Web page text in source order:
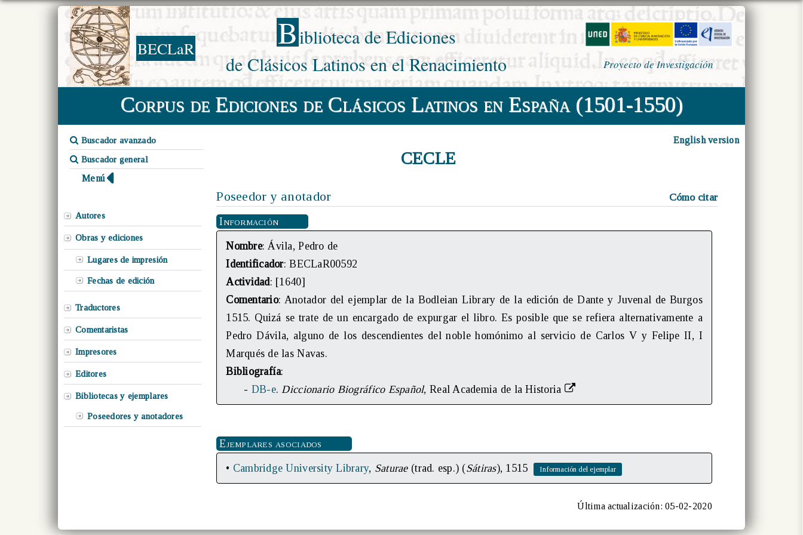
BECLaR Biblioteca de Ediciones
de Clásicos Latinos en el Renacimiento
Proyecto de Investigación
Corpus de Ediciones de Clásicos Latinos en España (1501-1550)
Buscador avanzado
Buscador general
Menú
CECLE
English version
Autores
Obras y ediciones
Lugares de impresión
Fechas de edición
Traductores
Comentaristas
Impresores
Editores
Bibliotecas y ejemplares
Poseedores y anotadores
Poseedor y anotador Cómo citar
Información
Nombre: Ávila, Pedro de
Identificador: BECLaR00592
Actividad: [1640]
Comentario: Anotador del ejemplar de la Bodleian Library de la edición de Dante y Juvenal de Burgos
1515. Quizá se trate de un encargado de expurgar el libro. Es posible que se refiera alternativamente a
Pedro Dávila, alguno de los descendientes del noble homónimo al servicio de Carlos V y Felipe II, I
Marqués de las Navas.
Bibliografía:
- DB-e.Diccionario Biográfico Español, Real Academia de la Historia
Ejemplares asociados
• Cambridge University Library, Saturae (trad. esp.) (Sátiras), 1515
Última actualización: 05-02-2020